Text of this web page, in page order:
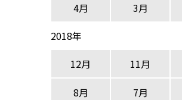
4月
3月
2018年
12月
11月
8月
7月